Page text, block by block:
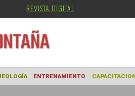
REVISTA DIGITAL
MONTAÑA
ARQUEOLOGÍA ENTRENAMIENTO